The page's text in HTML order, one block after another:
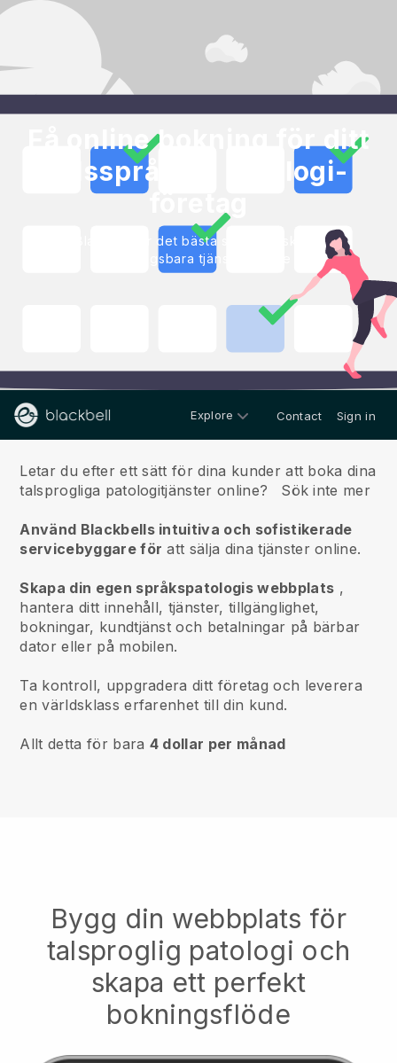
Få online bokning för ditt
talsspråkiga patologi-
Blackbell är det bästa sättet att skapa
bokningsbara tjänster online
Explore Contact Sign in
Letar du efter ett sätt för dina kunder att boka dina
talsprogliga patologitjänster online?
Sök inte mer
Använd Blackbells intuitiva och sofistikerade
servicebyggare för att sälja dina tjänster online.
Skapa din egen språkspatologis webbplats ,
hantera ditt innehåll, tjänster, tillgänglighet,
bokningar, kundtjänst och betalningar på bärbar
dator eller på mobilen.
Ta kontroll, uppgradera ditt företag och leverera
en världsklass erfarenhet till din kund.
Allt detta för bara 4 dollar per månad
Bygg din webbplats för
talsproglig patologi och
skapa ett perfekt
bokningsflöde